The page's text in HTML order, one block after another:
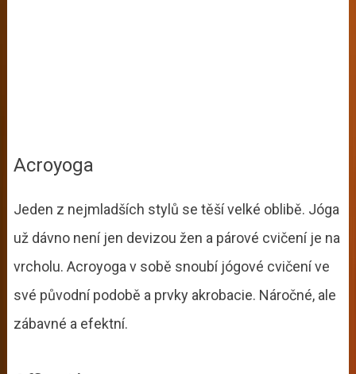
Acroyoga
Jeden z nejmladších stylů se těší velké oblibě. Jóga
už dávno není jen devizou žen a párové cvičení je na
vrcholu. Acroyoga v sobě snoubí jógové cvičení ve
své původní podobě a prvky akrobacie. Náročné, ale
zábavné a efektní.